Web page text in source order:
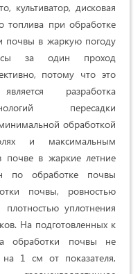
культиватор, дисковая
топлива при обработке
почвы в жаркую погоду
за один проход
потому что это
разработка
пересадки
минимальной обработкой
и максимальным
почве в жаркие летние
по обработке почвы
почвы, ровностью
уплотнения
На подготовленных к
обработки почвы не
1 см от показателя,